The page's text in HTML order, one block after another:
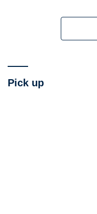
Pick up